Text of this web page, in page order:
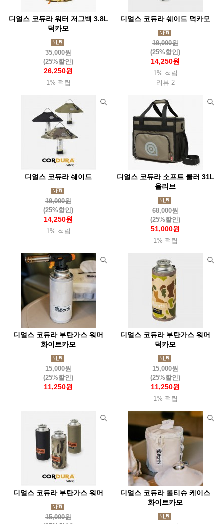
엑소택(Exotac) 엠에스알(Msr)
엠엔더블유 (MNW) 오리지널 스와트
오르트립(Ortlieb) 오버보드(Overboard)
오스프리(Osprey) 오클리(Oakley)
오터박스(Otterbox) 오피넬(Opinel) 오엠엠(Omm) 오쏠리
와버넷(Warbonnet) 울파워(Woolpower) 울리치(Woolrich)
위드기어 윈드익스트림(WX) 유니프레임(Uniflame)
유나이티드커틀러리(Uc) 유나이티드바이블루(Ubb)
유와이레드 유코 (UCO) 이로(Ero) 24bottles
이엔오(Eno) 이정시스템(Lsystem)
이지플레이보드(Easybord) e프랑티스(Efrantis)
익스트리미티즈(Extremities) 인도솔(Indosole)
윈체스터(Winchester)
윙커(Wicker) 워터쉐드(Watershed) 윌도(Willdo)
자누(Jannu) 잠스트(Zamst) 점비스(Gumbes)
제로그램(Zerogram) 제이알기어(Jrgear)
제니디자인(Zanydesign) 젠틀맨하드웨어(Zentleman)
젬파이어(Zempire) 조비(Joby) 조지루시 주퍼조지알
준우아웃도어(Junwoo 지에스아이(Gsioutdoor)
지포(Zippo) 체먹(Chammock) 첨스(Chums) 치키(Cheeki)
카라신(Characin) 카부(Kavu)
캠핑랩 캠프라인(Campline) 캡틴스태그(Captainstag)
케이바(Kabar) 켈리램프 코멕스(Komax) 코베아(Kovea)
코쿤(Cocoon) 콘도르(Condor) 콜드스틸(Coldsteel)
쿨라(Coola) 쿨체인지 클레프 클라이밋(Klymit)
클라루스(Klarrus) 클라터뮤젠(Klattermusen)
클린켄틴(Kleankanteen) 타라고(Taraago)
디얼스 코듀라 워터 저그백 3.8L
덕카모
35,000원
(25%할인)
26,250원
1% 적립
디얼스 코듀라 쉐이드 덕카모
19,000원
(25%할인)
14,250원
1% 적립
리뷰 2
디얼스 코듀라 쉐이드
19,000원
(25%할인)
14,250원
1% 적립
디얼스 코듀라 소프트 쿨러 31L
올리브
68,000원
(25%할인)
51,000원
1% 적립
디얼스 코듀라 부탄가스 워머
화이트카모
15,000원
(25%할인)
11,250원
디얼스 코듀라 부탄가스 워머
덕카모
15,000원
(25%할인)
11,250원
1% 적립
디얼스 코듀라 부탄가스 워머
15,000원
디얼스 코듀라 롤티슈 케이스
화이트카모